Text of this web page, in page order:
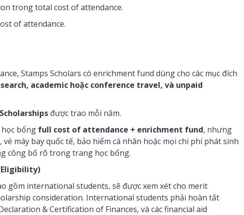
trong total cost of attendance.
of attendance.
Stamps Scholars có enrichment fund dùng cho các mục đích
academic hoặc conference travel, và unpaid
được trao mỗi năm.
học bổng full cost of attendance + enrichment fund, nhưng
máy bay quốc tế, bảo hiểm cá nhân hoặc mọi chi phí phát sinh
công bố rõ trong trang học bổng.
gồm international students, sẽ được xem xét cho merit
consideration. International students phải hoàn tất
& Certification of Finances, và các financial aid